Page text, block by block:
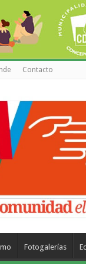
Contacto
Fotogalerías